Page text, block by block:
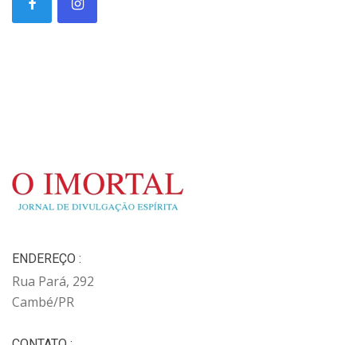
ENDEREÇO :
Rua Pará, 292
Cambé/PR